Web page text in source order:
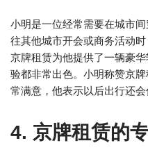
小明是一位经常需要在城市
往其他城市开会或商务活动
京牌租赁为他提供了一辆豪
验都非常出色。小明称赞京
常满意，他表示以后出行还会
4. 京牌租赁的